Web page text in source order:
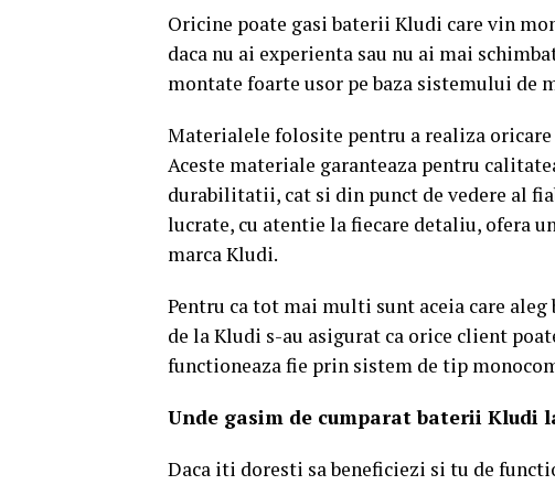
Oricine poate gasi baterii Kludi care vin
daca nu ai experienta sau nu ai mai
montate foarte usor pe baza sistemului de
Materialele folosite pentru a realiza
Aceste materiale garanteaza pentru
durabilitatii, cat si din punct de vedere al
lucrate, cu atentie la fiecare detaliu, ofera
marca Kludi.
Pentru ca tot mai multi sunt aceia care
de la Kludi s-au asigurat ca orice client
functioneaza fie prin sistem de tip
Unde gasim de cumparat baterii Kludi
Daca iti doresti sa beneficiezi si tu de